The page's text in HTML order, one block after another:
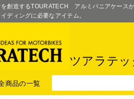
創造するTOURATECH アルミパニアケース
ディングに必要なアイテム。
ツアラテ
商品の一覧